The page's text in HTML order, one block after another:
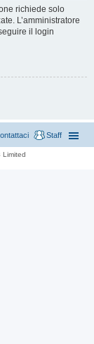
richiede solo
L’amministratore
il login
Staff
Limited